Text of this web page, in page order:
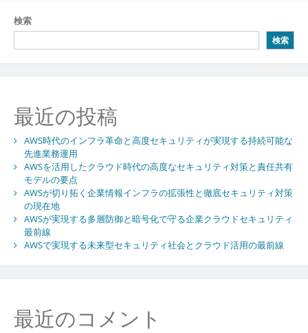
ビ
ゲ
ー
ョ
ン
検索
検索
最近の投稿
AWS時代のインフラ革命と高度セキュリティが実現する持続可能な
先進業務運用
AWSを活用したクラウド時代の高度なセキュリティ対策と責任共有
モデルの要点
AWSが切り拓く企業情報インフラの拡張性と徹底セキュリティ対策
の現在地
AWSが実現する多層防御と暗号化で守る企業クラウドセキュリティ
最前線
AWSで実現する未来型セキュリティ社会とクラウド活用の最前線
最近のコメント